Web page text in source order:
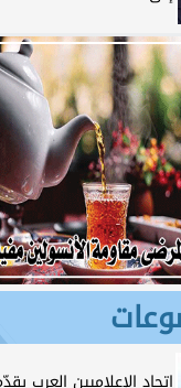
اتحاد الإعلاميين العرب